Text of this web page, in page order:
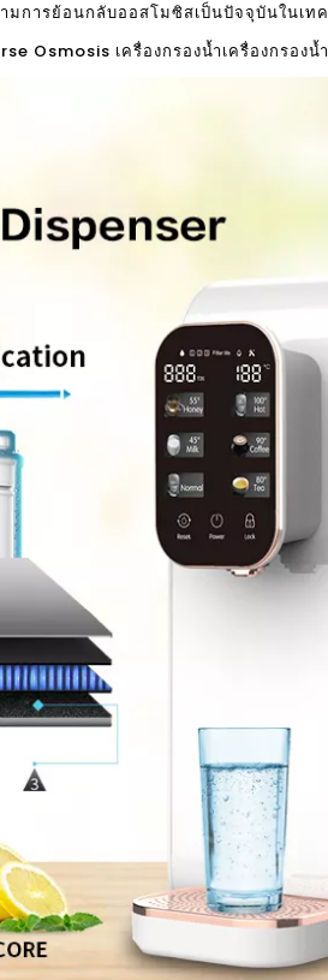
มการย้อนกลับออสโมซิสเป็นปัจจุบันในเ
Osmosis เครื่องกรองน้ำเครื่องกรอง